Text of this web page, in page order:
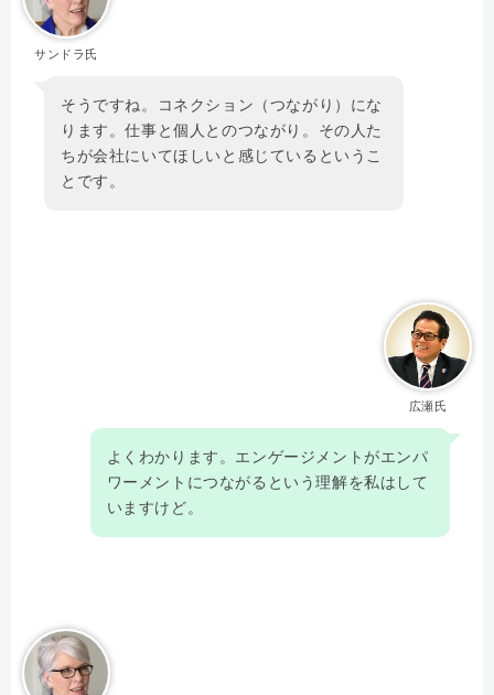
サンドラ氏
そうですね。コネクション（つながり）にな
ります。仕事と個人とのつながり。その人た
ちが会社にいてほしいと感じているというこ
とです。
広瀬氏
よくわかります。エンゲージメントがエンパ
ワーメントにつながるという理解を私はして
いますけど。